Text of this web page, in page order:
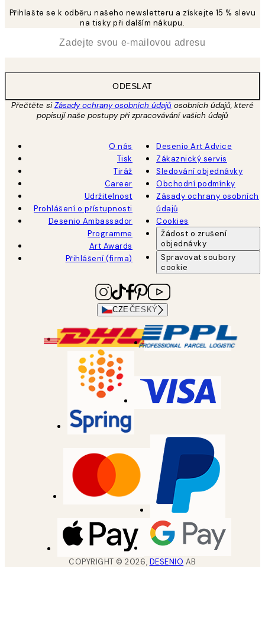
Přihlašte se k odběru našeho newsletteru a získejte 15 % slevu
na tisky při dalším nákupu.
ODESLAT
Přečtěte siZásady ochrany osobních údajů osobních údajů, které
popisují naše postupy při zpracovávání vašich údajů
O nás
Tisk
Tiráž
Career
Udržitelnost
Prohlášení o přístupnosti
Desenio Ambassador
Programme
Art Awards
Přihlášení (firma)
Desenio Art Advice
Zákaznický servis
Sledování objednávky
Obchodní podmínky
Zásady ochrany osobních
údajů
Cookies
Žádost o zrušení
objednávky
Spravovat soubory
cookie
CZEČESKÝ
COPYRIGHT ©2026, DESENIO AB